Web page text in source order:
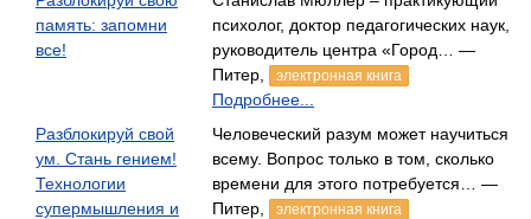
память: запомни
все!
психолог, доктор педагогических наук,
руководитель центра «Город… —
Питер,
электронная книга
Подробнее...
Разблокируй свой
ум. Стань гением!
Технологии
супермышления и
Человеческий разум может научиться
всему. Вопрос только в том, сколько
времени для этого потребуется… —
Питер,
электронная книга